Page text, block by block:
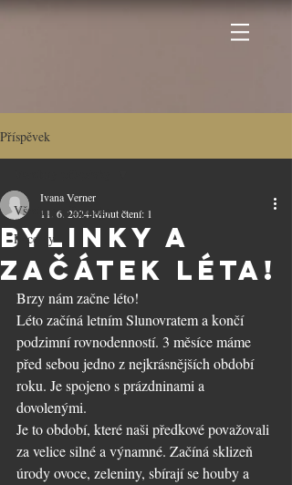
Příspěvek
Všechny příspěvky
Recepty
Bylinky a
začátek léta!
Ivana Verner
11. 6. 2024Minut čtení: 1
Brzy nám začne léto!
Léto začíná letním Slunovratem a končí
podzimní rovnodenností. 3 měsíce máme
před sebou jedno z nejkrásnějších období
roku. Je spojeno s prázdninami a
dovolenými.
Je to období, které naši předkové považovali
za velice silné a výnamné. Začíná sklizeň
úrody ovoce, zeleniny, sbírají se houby a